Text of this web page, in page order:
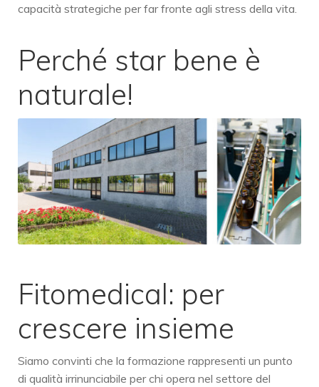
capacità strategiche per far fronte agli stress della vita.
Perché star bene è
naturale!
Fitomedical: per
crescere insieme
Siamo convinti che la formazione rappresenti un punto
di qualità irrinunciabile per chi opera nel settore del